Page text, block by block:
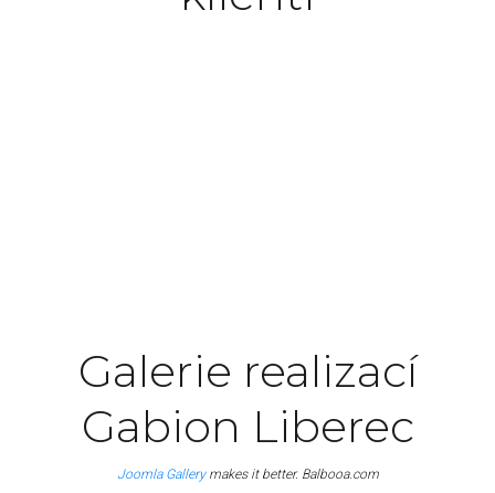
Galerie realizací
Gabion Liberec
Joomla Gallerymakes it better. Balbooa.com